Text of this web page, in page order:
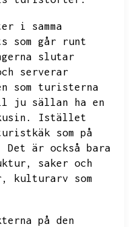
i samma
som går runt
slutar
serverar
som turisterna
ju sällan ha en
Istället
som på
Det är också bara
saker och
kulturarv som
på den